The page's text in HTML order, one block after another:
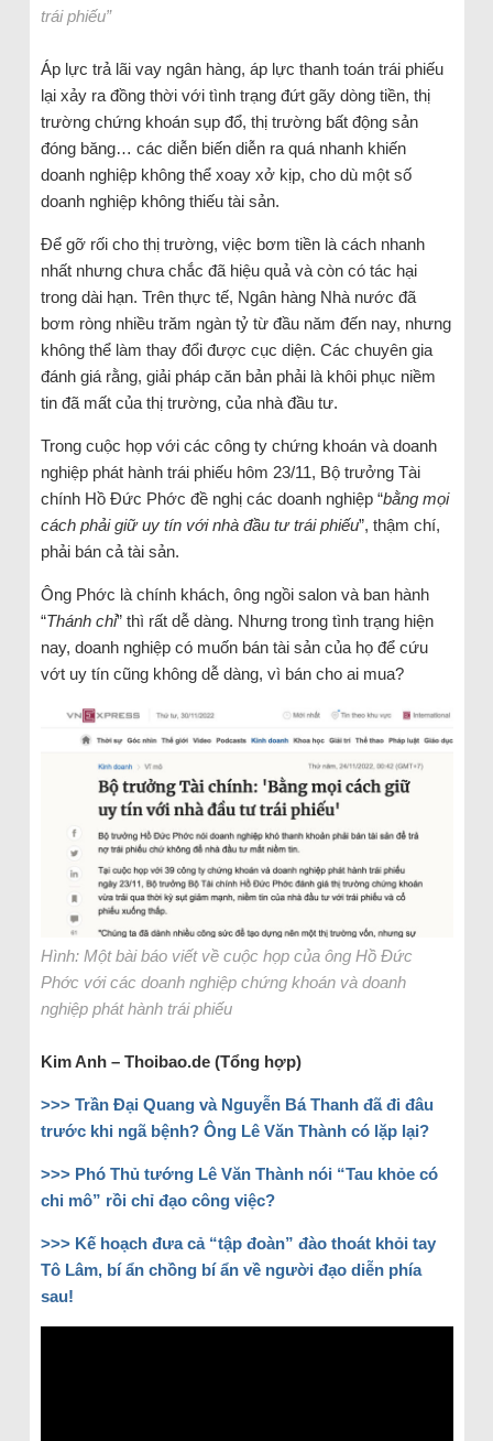
trái phiếu”
Áp lực trả lãi vay ngân hàng, áp lực thanh toán trái phiếu
lại xảy ra đồng thời với tình trạng đứt gãy dòng tiền, thị
trường chứng khoán sụp đổ, thị trường bất động sản
đóng băng… các diễn biến diễn ra quá nhanh khiến
doanh nghiệp không thể xoay xở kịp, cho dù một số
doanh nghiệp không thiếu tài sản.
Để gỡ rối cho thị trường, việc bơm tiền là cách nhanh
nhất nhưng chưa chắc đã hiệu quả và còn có tác hại
trong dài hạn. Trên thực tế, Ngân hàng Nhà nước đã
bơm ròng nhiều trăm ngàn tỷ từ đầu năm đến nay, nhưng
không thể làm thay đổi được cục diện. Các chuyên gia
đánh giá rằng, giải pháp căn bản phải là khôi phục niềm
tin đã mất của thị trường, của nhà đầu tư.
Trong cuộc họp với các công ty chứng khoán và doanh
nghiệp phát hành trái phiếu hôm 23/11, Bộ trưởng Tài
chính Hồ Đức Phớc đề nghị các doanh nghiệp “bằng mọi
cách phải giữ uy tín với nhà đầu tư trái phiếu”, thậm chí,
phải bán cả tài sản.
Ông Phớc là chính khách, ông ngồi salon và ban hành
“Thánh chỉ” thì rất dễ dàng. Nhưng trong tình trạng hiện
nay, doanh nghiệp có muốn bán tài sản của họ để cứu
vớt uy tín cũng không dễ dàng, vì bán cho ai mua?
Hình: Một bài báo viết về cuộc họp của ông Hồ Đức
Phớc với các doanh nghiệp chứng khoán và doanh
nghiệp phát hành trái phiếu
Kim Anh – Thoibao.de (Tổng hợp)
>>> Trần Đại Quang và Nguyễn Bá Thanh đã đi đâu
trước khi ngã bệnh? Ông Lê Văn Thành có lặp lại?
>>> Phó Thủ tướng Lê Văn Thành nói “Tau khỏe có
chi mô” rồi chỉ đạo công việc?
>>> Kế hoạch đưa cả “tập đoàn” đào thoát khỏi tay
Tô Lâm, bí ẩn chồng bí ẩn về người đạo diễn phía
sau!